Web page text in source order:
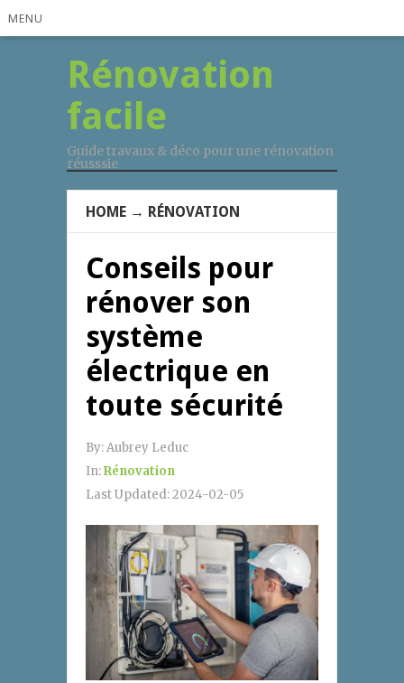
MENU
Rénovation
facile
Guide travaux & déco pour une rénovation
réusssie
HOME → RÉNOVATION
Conseils pour
rénover son
système
électrique en
toute sécurité
By:Aubrey Leduc
In:Rénovation
Last Updated:2024-02-05